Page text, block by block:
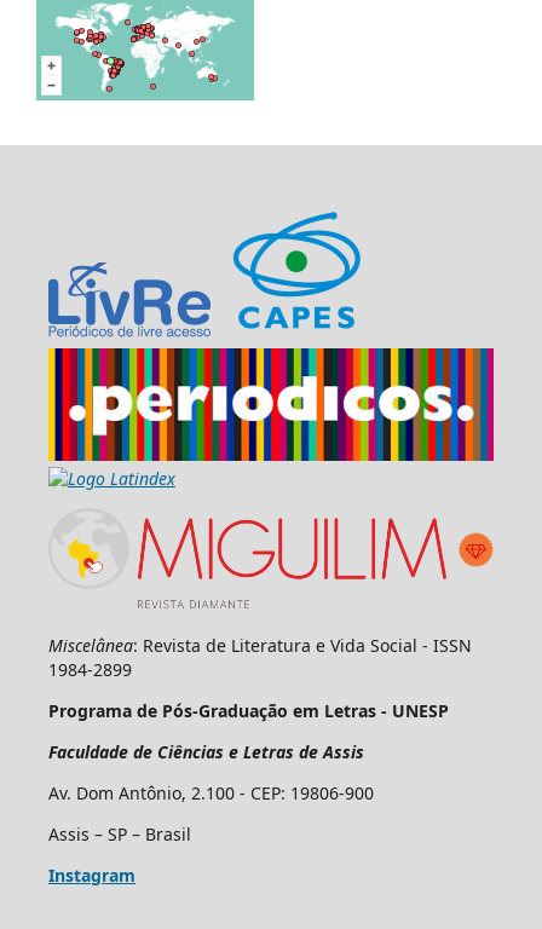
Miscelânea: Revista de Literatura e Vida Social - ISSN
1984-2899
Programa de Pós-Graduação em Letras - UNESP
Faculdade de Ciências e Letras de Assis
Av. Dom Antônio, 2.100 - CEP: 19806-900
Assis – SP – Brasil
Instagram